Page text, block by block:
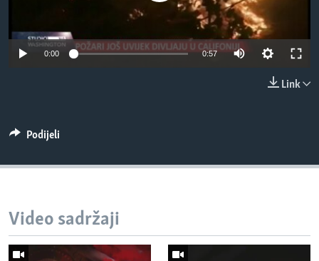
O GLASU AMERIKE
0:00 0:57
Link
Podijeli
Video sadržaji